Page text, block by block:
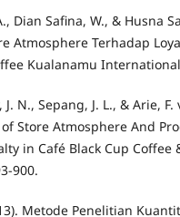
Dian Safina, W., & Husna
Atmosphere Terhadap
Kualanamu
N., Sepang, J. L., & Arie, F.
Store Atmosphere And
in Café Black Cup Coffee
900.
Metode Penelitian